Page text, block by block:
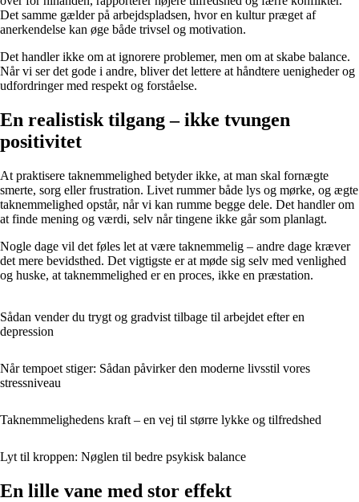
Det samme gælder på arbejdspladsen, hvor en kultur præget af
anerkendelse kan øge både trivsel og motivation.
Det handler ikke om at ignorere problemer, men om at skabe balance.
Når vi ser det gode i andre, bliver det lettere at håndtere uenigheder og
udfordringer med respekt og forståelse.
En realistisk tilgang – ikke tvungen
positivitet
At praktisere taknemmelighed betyder ikke, at man skal fornægte
smerte, sorg eller frustration. Livet rummer både lys og mørke, og ægte
taknemmelighed opstår, når vi kan rumme begge dele. Det handler om
at finde mening og værdi, selv når tingene ikke går som planlagt.
Nogle dage vil det føles let at være taknemmelig – andre dage kræver
det mere bevidsthed. Det vigtigste er at møde sig selv med venlighed
og huske, at taknemmelighed er en proces, ikke en præstation.
Sådan vender du trygt og gradvist tilbage til arbejdet efter en
depression
Når tempoet stiger: Sådan påvirker den moderne livsstil vores
stressniveau
Taknemmelighedens kraft – en vej til større lykke og tilfredshed
Lyt til kroppen: Nøglen til bedre psykisk balance
En lille vane med stor effekt